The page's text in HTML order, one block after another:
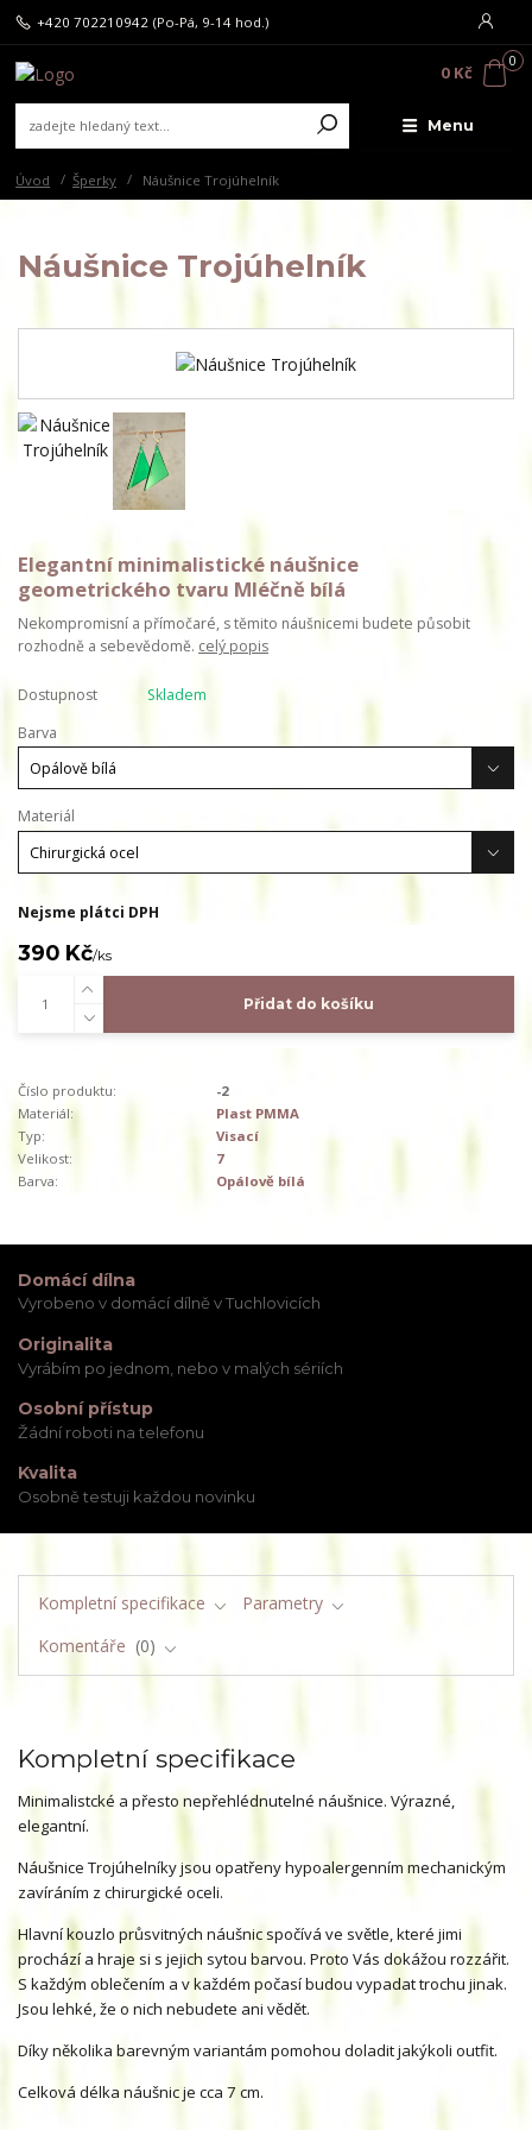
Menu
+420 702210942 (Po-Pá, 9-14 hod.)
0
0 Kč
Úvod Šperky Náušnice Trojúhelník
Náušnice Trojúhelník
Elegantní minimalistické náušnice
geometrického tvaru Mléčně bílá
Nekompromisní a přímočaré, s těmito náušnicemi budete působit
rozhodně a sebevědomě. celý popis
Dostupnost
Skladem
Barva
Materiál
Nejsme plátci DPH
390 Kč/ks
Přidat do košíku
Číslo produktu:
-2
Materiál:
Plast PMMA
Typ:
Visací
Velikost:
7
Barva:
Opálově bílá
Domácí dílna
Vyrobeno v domácí dílně v Tuchlovicích
Originalita
Vyrábím po jednom, nebo v malých sériích
Osobní přístup
Žádní roboti na telefonu
Kvalita
Osobně testuji každou novinku
Kompletní specifikace
Parametry
Komentáře
0
Kompletní specifikace
Minimalistcké a přesto nepřehlédnutelné náušnice. Výrazné,
elegantní.
Náušnice Trojúhelníky jsou opatřeny hypoalergenním mechanickým
zavíráním z chirurgické oceli.
Hlavní kouzlo průsvitných náušnic spočívá ve světle, které jimi
prochází a hraje si s jejich sytou barvou. Proto Vás dokážou rozzářit.
S každým oblečením a v každém počasí budou vypadat trochu jinak.
Jsou lehké, že o nich nebudete ani vědět.
Díky několika barevným variantám pomohou doladit jakýkoli outfit.
Celková délka náušnic je cca 7 cm.